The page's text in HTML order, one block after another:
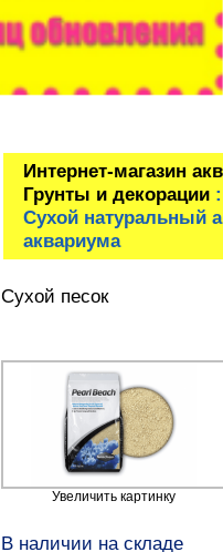
Интернет-магазин
Грунты и декорации
Сухой натуральный
аквариума
Сухой песок
Увеличить картинку
В наличии на складе